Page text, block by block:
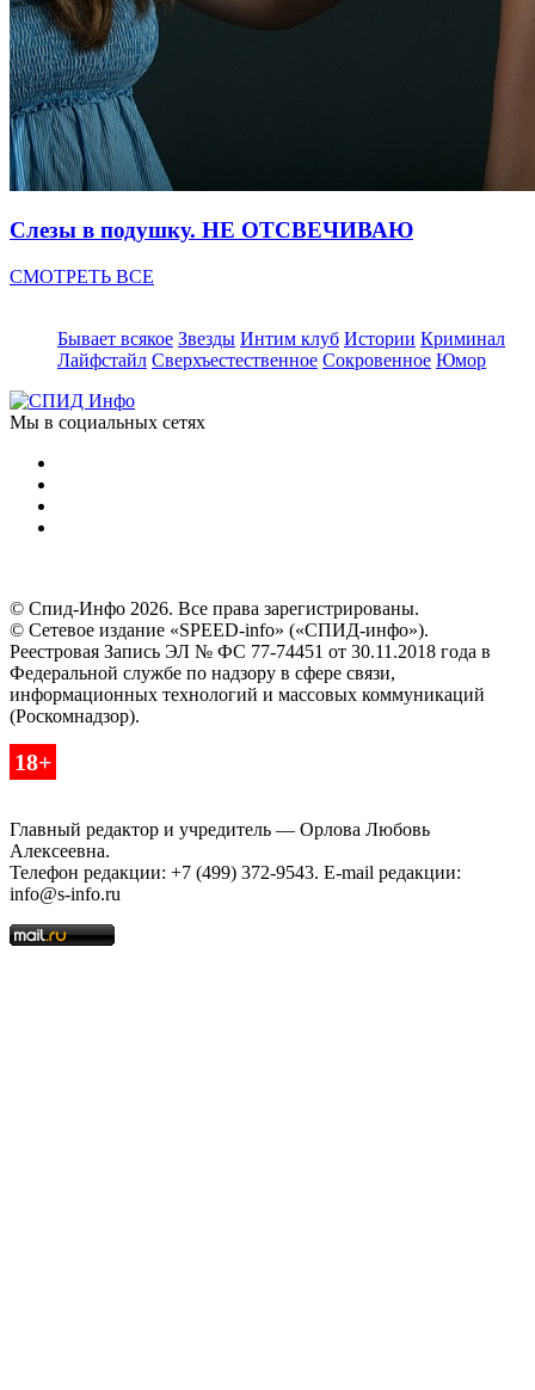
Слезы в подушку. НЕ ОТСВЕЧИВАЮ
СМОТРЕТЬ ВСЕ
Бывает всякое Звезды Интим клуб Истории Криминал
Лайфстайл Сверхъестественное Сокровенное Юмор
Мы в социальных сетях
© Спид-Инфо 2026. Все права зарегистрированы.
© Сетевое издание «SPEED-info» («СПИД-инфо»).
Реестровая Запись ЭЛ № ФС 77-74451 от 30.11.2018 года в
Федеральной службе по надзору в сфере связи,
информационных технологий и массовых коммуникаций
(Роскомнадзор).
18+
Главный редактор и учредитель — Орлова Любовь
Алексеевна.
Телефон редакции: +7 (499) 372-9543. E-mail редакции:
info@s-info.ru